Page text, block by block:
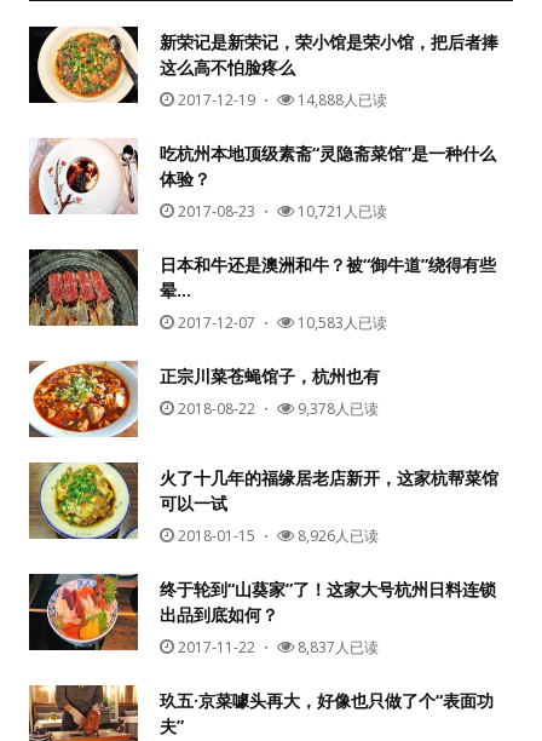
新荣记是新荣记，荣小馆是荣小馆，把后者捧
这么高不怕脸疼么
2017-12-19 ・ 14,888人已读
吃杭州本地顶级素斋“灵隐斋菜馆”是一种什么
体验？
2017-08-23 ・ 10,721人已读
日本和牛还是澳洲和牛？被“御牛道”绕得有些
晕…
2017-12-07 ・ 10,583人已读
正宗川菜苍蝇馆子，杭州也有
2018-08-22 ・ 9,378人已读
火了十几年的福缘居老店新开，这家杭帮菜馆
可以一试
2018-01-15 ・ 8,926人已读
终于轮到“山葵家”了！这家大号杭州日料连锁
出品到底如何？
2017-11-22 ・ 8,837人已读
玖五·京菜噱头再大，好像也只做了个“表面功
夫”